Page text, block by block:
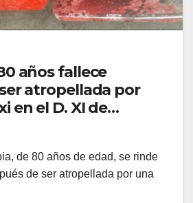
años fallece
atropellada por
en el D. XI de
de 80 años de edad, se rinde
de ser atropellada por una